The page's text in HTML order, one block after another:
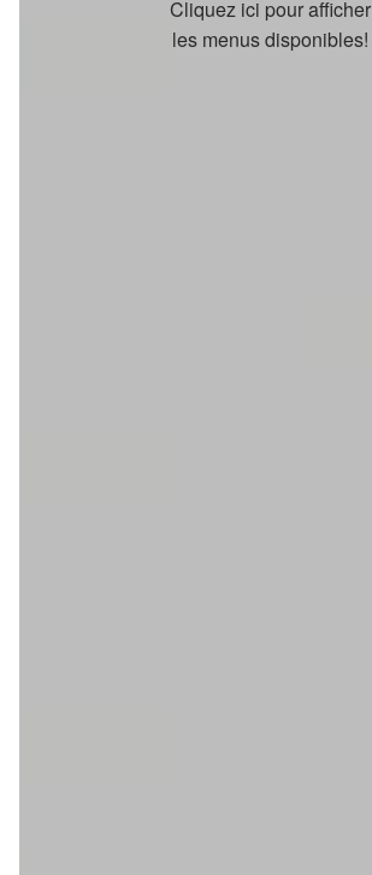
Cliquez ici pour afficher
les menus disponibles!